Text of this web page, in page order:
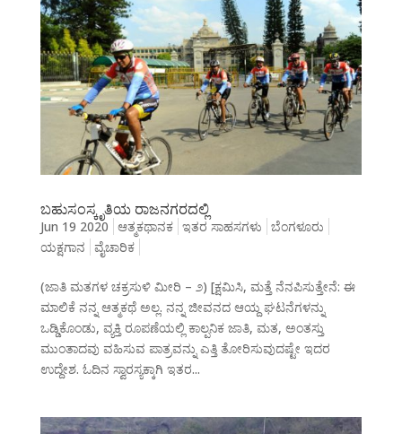
ಬಹುಸಂಸ್ಕೃತಿಯ ರಾಜನಗರದಲ್ಲಿ
Jun 19 2020 ಆತ್ಮಕಥಾನಕ ಇತರ ಸಾಹಸಗಳು ಬೆಂಗಳೂರು
ಯಕ್ಷಗಾನ ವೈಚಾರಿಕ
(ಜಾತಿ ಮತಗಳ ಚಕ್ರಸುಳಿ ಮೀರಿ – ೨) [ಕ್ಷಮಿಸಿ, ಮತ್ತೆ ನೆನಪಿಸುತ್ತೇನೆ: ಈ
ಮಾಲಿಕೆ ನನ್ನ ಆತ್ಮಕಥೆ ಅಲ್ಲ. ನನ್ನ ಜೀವನದ ಆಯ್ದ ಘಟನೆಗಳನ್ನು
ಒಡ್ಡಿಕೊಂಡು, ವ್ಯಕ್ತಿ ರೂಪಣೆಯಲ್ಲಿ ಕಾಲ್ಪನಿಕ ಜಾತಿ, ಮತ, ಅಂತಸ್ತು
ಮುಂತಾದವು ವಹಿಸುವ ಪಾತ್ರವನ್ನು ಎತ್ತಿ ತೋರಿಸುವುದಷ್ಟೇ ಇದರ
ಉದ್ದೇಶ. ಓದಿನ ಸ್ವಾರಸ್ಯಕ್ಕಾಗಿ ಇತರ...